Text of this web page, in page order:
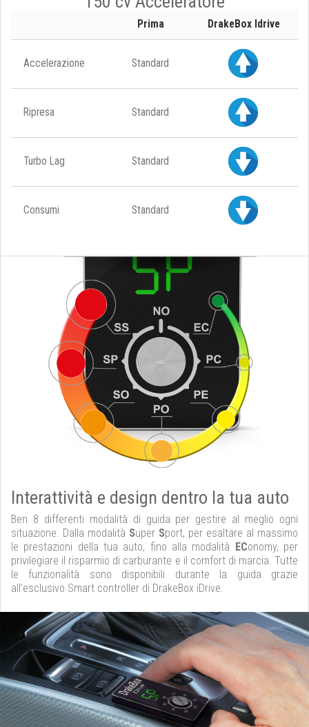
Prima DrakeBox Idrive
Accelerazione Standard
Ripresa Standard
Turbo Lag Standard
Consumi Standard
Interattività e design dentro la tua auto
Ben 8 differenti modalità di guida per gestire al meglio ogni
situazione. Dalla modalità Super Sport, per esaltare al massimo
le prestazioni della tua auto, fino alla modalità EConomy, per
privilegiare il risparmio di carburante e il comfort di marcia. Tutte
le funzionalità sono disponibili durante la guida grazie
all’esclusivo Smart controller di DrakeBox iDrive.